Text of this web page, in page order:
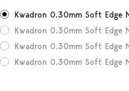
Kwadron 0.30mm Soft Edge
Kwadron 0.30mm Soft Edge
Kwadron 0.30mm Soft Edge
Kwadron 0.30mm Soft Edge